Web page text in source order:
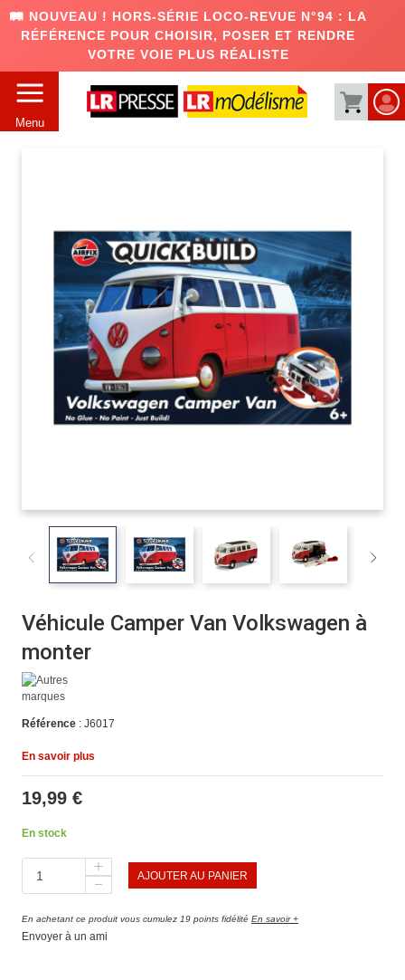
🛤️ NOUVEAU ! HORS-SÉRIE LOCO-REVUE N°94 : LA
RÉFÉRENCE POUR CHOISIR, POSER ET RENDRE
VOTRE VOIE PLUS RÉALISTE
Menu
Véhicule Camper Van Volkswagen à
monter
Référence: J6017
En savoir plus
19,99 €
En stock
AJOUTER AU PANIER
En achetant ce produit vous cumulez 19 points fidélité En savoir +
Envoyer à un ami